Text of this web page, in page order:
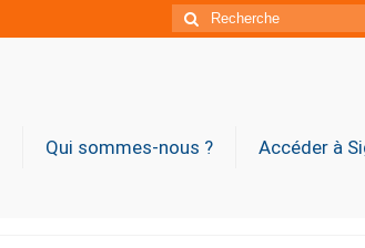
Rechercher
:
Qui sommes-nous ? Accéder à